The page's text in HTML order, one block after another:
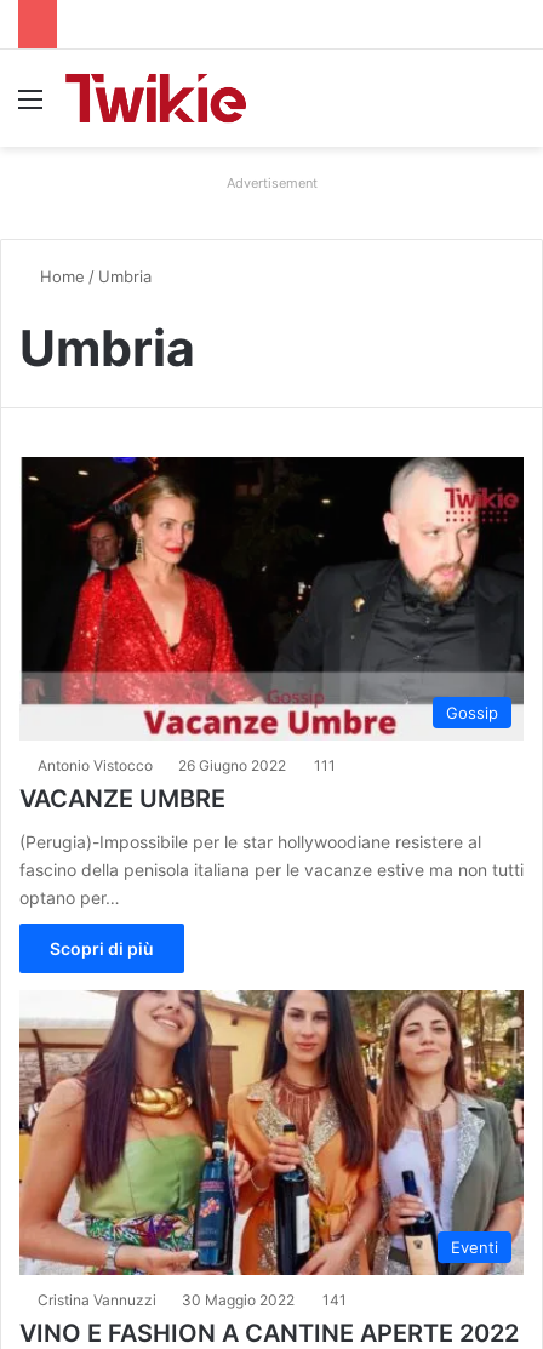
Advertisement
Home / Umbria
Umbria
Gossip
Antonio Vistocco 26 Giugno 2022 111
VACANZE UMBRE
(Perugia)-Impossibile per le star hollywoodiane resistere al
fascino della penisola italiana per le vacanze estive ma non tutti
optano per…
Scopri di più
Eventi
Cristina Vannuzzi 30 Maggio 2022 141
VINO E FASHION A CANTINE APERTE 2022